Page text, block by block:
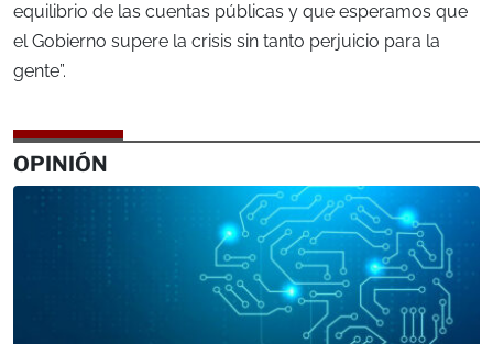
equilibrio de las cuentas públicas y que esperamos que
el Gobierno supere la crisis sin tanto perjuicio para la
gente”.
OPINIÓN